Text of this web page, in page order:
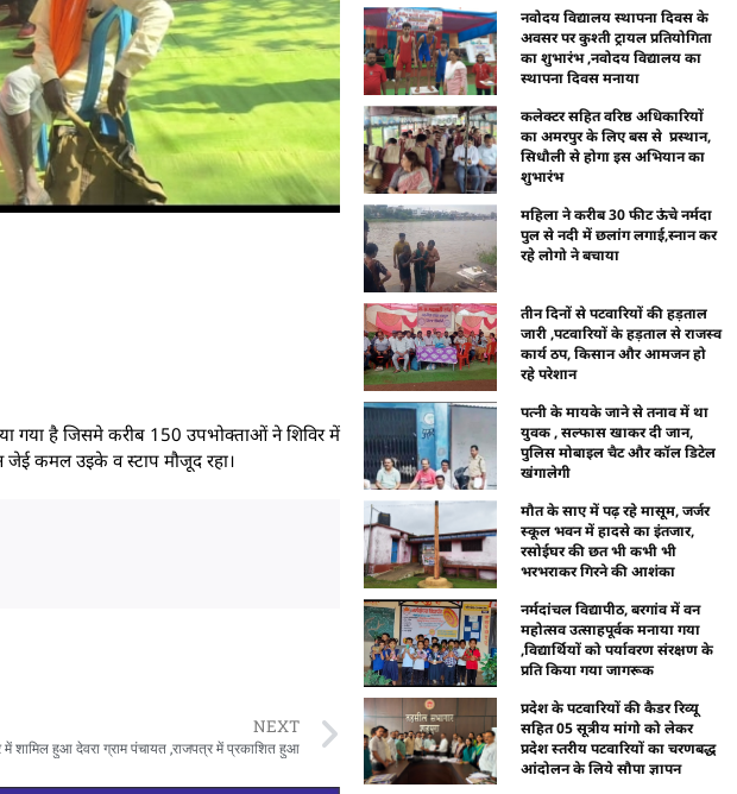
गया है जिसमे करीब 150 उपभोक्ताओं ने शिविर में
जेई कमल उइके व स्टाप मौजूद रहा।
NEXT
में शामिल हुआ देवरा ग्राम पंचायत ,राजपत्र में प्रकाशित हुआ
नवोदय विद्यालय स्थापना दिवस के
अवसर पर कुश्ती ट्रायल प्रतियोगिता
का शुभारंभ ,नवोदय विद्यालय का
स्थापना दिवस मनाया
कलेक्टर सहित वरिष्ठ अधिकारियों
का अमरपुर के लिए बस से प्रस्थान,
सिधौली से होगा इस अभियान का
शुभारंभ
महिला ने करीब 30 फीट ऊंचे नर्मदा
पुल से नदी में छलांग लगाई,स्नान कर
रहे लोगो ने बचाया
तीन दिनों से पटवारियों की हड़ताल
जारी ,पटवारियों के हड़ताल से राजस्व
कार्य ठप, किसान और आमजन हो
रहे परेशान
पत्नी के मायके जाने से तनाव में था
युवक , सल्फास खाकर दी जान,
पुलिस मोबाइल चैट और कॉल डिटेल
खंगालेगी
मौत के साए में पढ़ रहे मासूम, जर्जर
स्कूल भवन में हादसे का इंतजार,
रसोईघर की छत भी कभी भी
भरभराकर गिरने की आशंका
नर्मदांचल विद्यापीठ, बरगांव में वन
महोत्सव उत्साहपूर्वक मनाया गया
,विद्यार्थियों को पर्यावरण संरक्षण के
प्रति किया गया जागरूक
प्रदेश के पटवारियों की कैडर रिव्यू
सहित 05 सूत्रीय मांगो को लेकर
प्रदेश स्तरीय पटवारियों का चरणबद्ध
आंदोलन के लिये सौपा ज्ञापन